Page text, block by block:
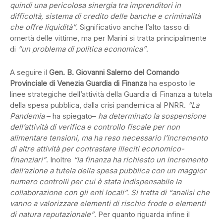
quindi una pericolosa sinergia tra imprenditori in
difficoltà, sistema di credito delle banche e criminalità
che offre liquidità”. Significativo anche l’alto tasso di
omertà delle vittime, ma per Marini si tratta principalmente
di “un problema di politica economica”.
A seguire il Gen. B. Giovanni Salerno del Comando
Provinciale di Venezia Guardia di Finanza ha esposto le
linee strategiche dell’attività della Guardia di Finanza a tutela
della spesa pubblica, dalla crisi pandemica al PNRR. “La
Pandemia– ha spiegato– ha determinato la sospensione
dell’attività di verifica e controllo fiscale per non
alimentare tensioni, ma ha reso necessario l’incremento
di altre attività per contrastare illeciti economico-
finanziari”. Inoltre “la finanza ha richiesto un incremento
dell’azione a tutela della spesa pubblica con un maggior
numero controlli per cui è stata indispensabile la
collaborazione con gli enti locali”. Si tratta di “analisi che
vanno a valorizzare elementi di rischio frode o elementi
di natura reputazionale”. Per quanto riguarda infine il